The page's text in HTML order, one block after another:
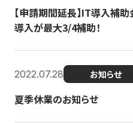
【申請期間延長】IT導入補
導入が最大3/4補助！
2022.07.28 お知らせ
夏季休業のお知らせ